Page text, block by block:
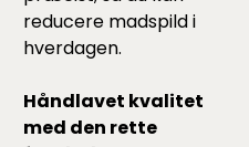
reducere madspild i
hverdagen.
Håndlavet kvalitet
med den rette